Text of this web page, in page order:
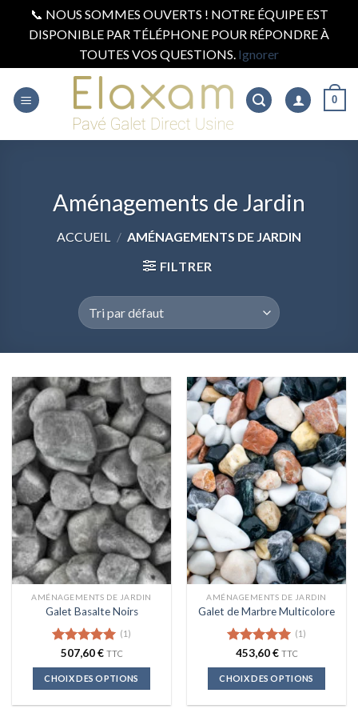
📞 NOUS SOMMES OUVERTS ! NOTRE ÉQUIPE EST
DISPONIBLE PAR TÉLÉPHONE POUR RÉPONDRE À
TOUTES VOS QUESTIONS. Ignorer
content
0
Aménagements de Jardin
ACCUEIL / AMÉNAGEMENTS DE JARDIN
FILTRER
AMÉNAGEMENTS DE JARDIN
Galet Basalte Noirs
Note5.00
sur 5
(1)
507,60€ TTC
CHOIX DES OPTIONS
AMÉNAGEMENTS DE JARDIN
Galet de Marbre Multicolore
Note5.00
sur 5
(1)
453,60€ TTC
CHOIX DES OPTIONS